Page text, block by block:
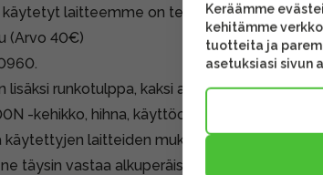
käytetyt laitteemme on testattu ja tarkistettu.
(Arvo 40€)
lisäksi runkotulppa, kaksi akkua, näytönsuoja,
-kehikko, hihna, käyttöohje sekä
käytettyjen laitteiden mukana tulevat
täysin vastaa alkuperäispakkauksen sisältöä.
Keräämme
kehitämme
tuotteita ja
asetuksiasi sivun